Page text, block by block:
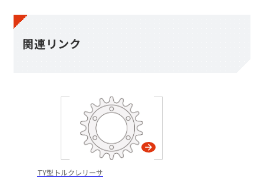
関連リンク
TY型トルクレリーサ